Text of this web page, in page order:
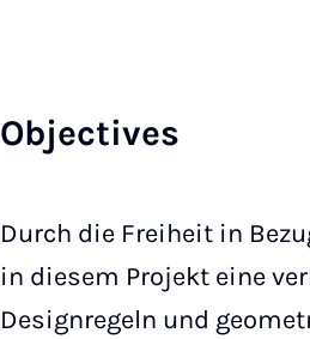
Ob­jec­ti­ves
Durch die Freiheit in
in diesem Projekt eine
Designregeln und